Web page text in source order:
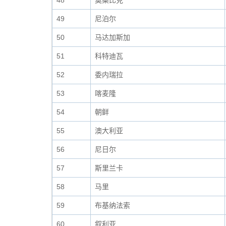
49 尼泊尔
50 马达加斯加
51 科特迪瓦
52 委内瑞拉
53 喀麦隆
54 朝鲜
55 澳大利亚
56 尼日尔
57 斯里兰卡
58 马里
59 布基纳法索
60 叙利亚